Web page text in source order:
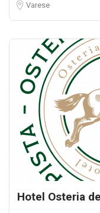
Varese
Hotel Osteria